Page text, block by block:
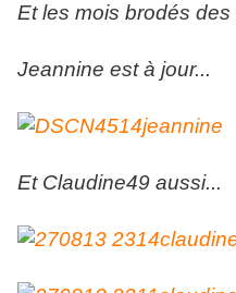
Et les mois brodés des
Jeannine est à jour...
Et Claudine49 aussi...